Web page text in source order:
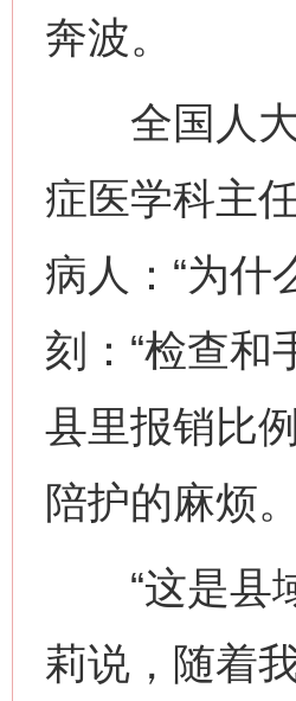
奔波。
全国人大
症医学科主
病人：“为什
刻：“检查和
县里报销比
陪护的麻烦
“这是县域
莉说，随着